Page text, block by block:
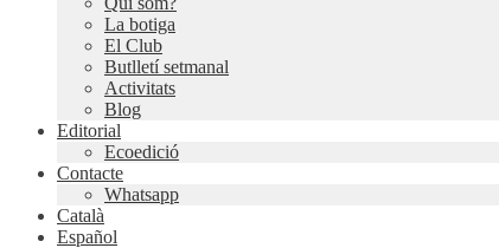
La botiga
El Club
Butlletí setmanal
Activitats
Blog
Editorial
Ecoedició
Contacte
Whatsapp
Català
Español